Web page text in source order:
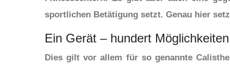
sportlichen Betätigung setzt. Genau hier
Ein Gerät – hundert Möglichkeiten
Dies gilt vor allem für so genannte